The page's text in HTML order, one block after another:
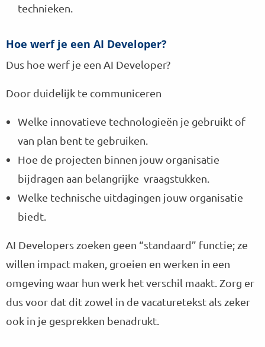
technieken.
Hoe werf je een AI Developer?
Dus hoe werf je een AI Developer?
Door duidelijk te communiceren
Welke innovatieve technologieën je gebruikt of
van plan bent te gebruiken.
Hoe de projecten binnen jouw organisatie
bijdragen aan belangrijke vraagstukken.
Welke technische uitdagingen jouw organisatie
biedt.
AI Developers zoeken geen “standaard” functie; ze
willen impact maken, groeien en werken in een
omgeving waar hun werk het verschil maakt. Zorg er
dus voor dat dit zowel in de vacaturetekst als zeker
ook in je gesprekken benadrukt.